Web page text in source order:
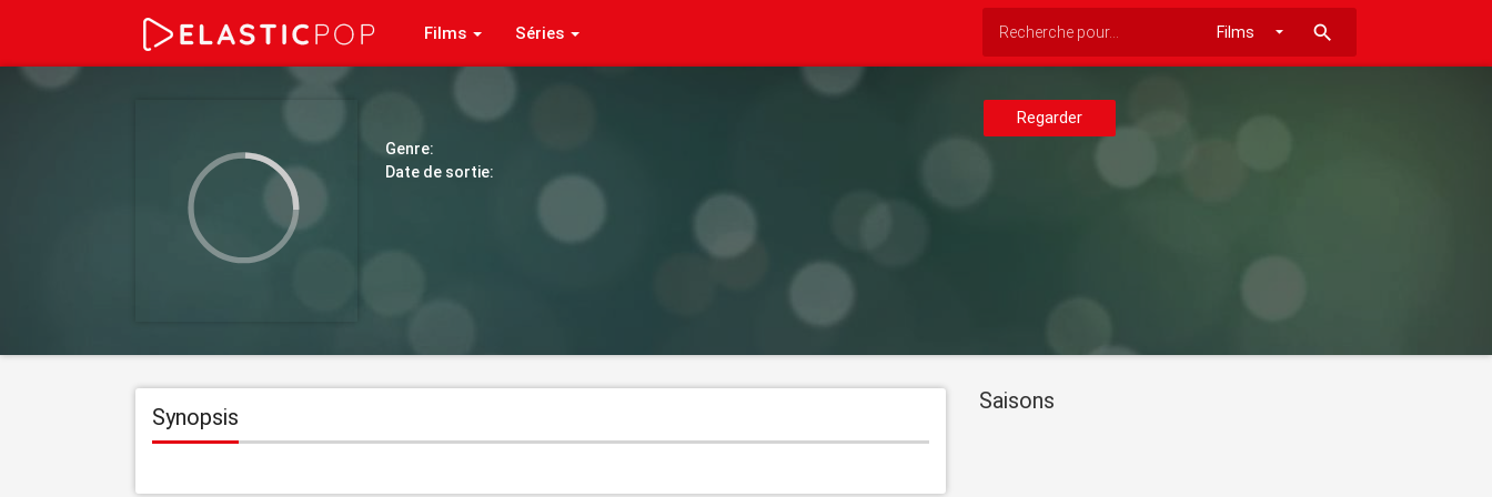
Films Séries search
Genre:
Date de sortie:
Regarder
Synopsis
Saisons